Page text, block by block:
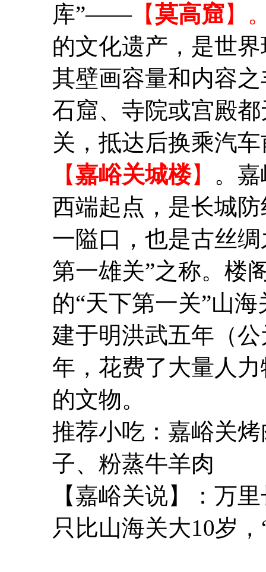
库”——【莫高窟】
的文化遗产，是世
其壁画容量和内容
石窟、寺院或宫殿
关，抵达后换乘汽
【嘉峪关城楼】 。
西端起点，是长城
一隘口，也是古丝
第一雄关”之称。楼
的“天下第一关”山
建于明洪武五年（
年，花费了大量人
的文物。
推荐小吃：嘉峪关
子、粉蒸牛羊肉
【嘉峪关说】：万
只比山海关大10岁